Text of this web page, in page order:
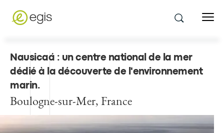
Nausicaá : un centre national de la mer
dédié à la découverte de l'environnement
marin.
Boulogne-sur-Mer, France